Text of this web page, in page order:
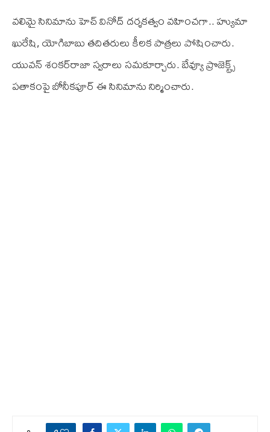
వలిమై సినిమాను హెచ్ వినోద్ దర్శకత్వం వహించగా.. హ్యుమా
ఖురేషి, యోగిబాబు తదితరులు కీలక పాత్రలు పోషించారు.
యువన్‌ శంకర్‌రాజా స్వరాలు సమకూర్చారు. బేవ్యూ ప్రొజెక్ట్స్‌
పతాకంపై బోనీకపూర్‌ ఈ సినిమాను నిర్మించారు.